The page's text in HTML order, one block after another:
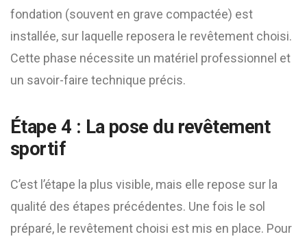
fondation (souvent en grave compactée) est
installée, sur laquelle reposera le revêtement choisi.
Cette phase nécessite un matériel professionnel et
un savoir-faire technique précis.
Étape 4 : La pose du revêtement
sportif
C’est l’étape la plus visible, mais elle repose sur la
qualité des étapes précédentes. Une fois le sol
préparé, le revêtement choisi est mis en place. Pour